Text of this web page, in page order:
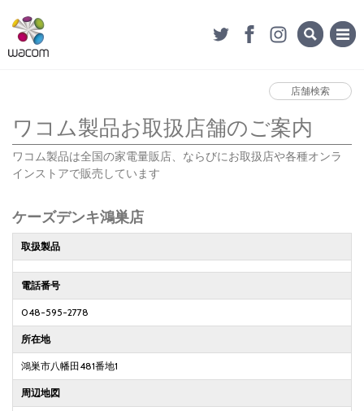
店舗検索
ワコム製品お取扱店舗のご案内
ワコム製品は全国の家電量販店、ならびにお取扱店や各種オンラ
インストアで販売しています
ケーズデンキ鴻巣店
取扱製品
電話番号
048-595-2778
所在地
鴻巣市八幡田481番地1
周辺地図